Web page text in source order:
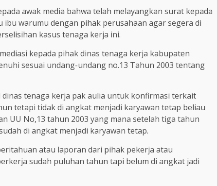
awak media bahwa telah melayangkan surat kepada
warumu dengan pihak perusahaan agar segera di
kasus tenaga kerja ini.
kepada pihak dinas tenaga kerja kabupaten
sesuai undang-undang no.13 Tahun 2003 tentang
tenaga kerja pak aulia untuk konfirmasi terkait
tetapi tidak di angkat menjadi karyawan tetap beliau
UU No,13 tahun 2003 yang mana setelah tiga tahun
di angkat menjadi karyawan tetap.
atau laporan dari pihak pekerja atau
sudah puluhan tahun tapi belum di angkat jadi